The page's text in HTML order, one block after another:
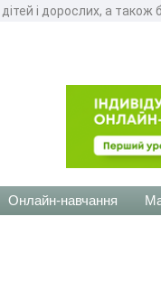
і дорослих, а
Онлайн-навчання